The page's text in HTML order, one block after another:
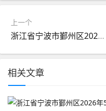
上一个
浙江省宁波市鄞州区2026年5月中考二模试卷(社会)
相关文章